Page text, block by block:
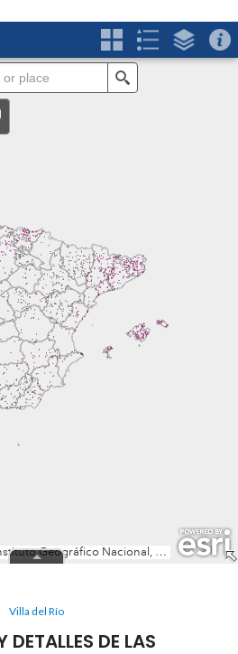
Villa del Río
DETALLES DE LAS